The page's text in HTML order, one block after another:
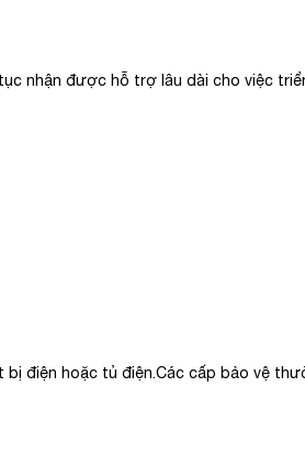
nhận được hỗ trợ lâu dài cho việc
điện hoặc tủ điện.Các cấp bảo vệ